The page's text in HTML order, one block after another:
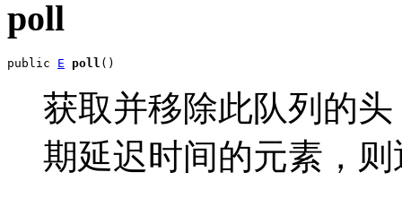
poll
public E poll ()
获取并移除此队列的
期延迟时间的元素，